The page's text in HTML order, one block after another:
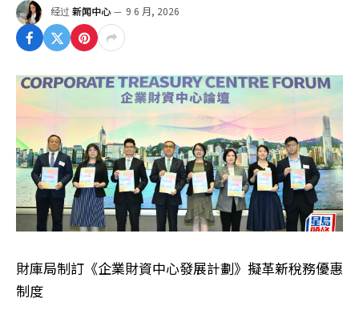
经过 新闻中心 9 6 月, 2026
財庫局制訂《企業財資中心發展計劃》擬革新稅務優惠
制度